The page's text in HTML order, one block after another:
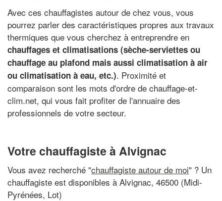
Avec ces chauffagistes autour de chez vous, vous
pourrez parler des caractéristiques propres aux travaux
thermiques que vous cherchez à entreprendre en
chauffages et climatisations (sèche-serviettes ou
chauffage au plafond mais aussi climatisation à air
ou climatisation à eau, etc.). Proximité et
comparaison sont les mots d'ordre de chauffage-et-
clim.net, qui vous fait profiter de l'annuaire des
professionnels de votre secteur.
Votre chauffagiste à Alvignac
Vous avez recherché "chauffagiste autour de moi" ? Un
chauffagiste est disponibles à Alvignac, 46500 (Midi-
Pyrénées, Lot)